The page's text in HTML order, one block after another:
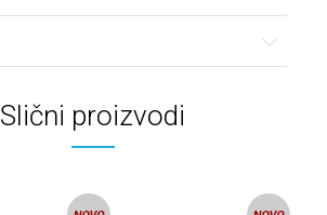
Slični proizvodi